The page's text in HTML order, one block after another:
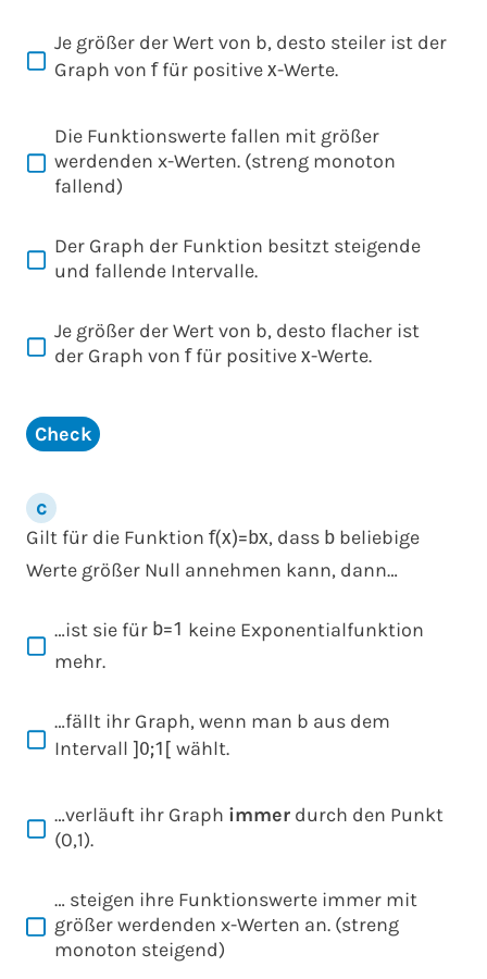
Je größer der Wert von b, desto steiler ist der
Graph vonffür positivex-Werte.
Die Funktionswerte fallen mit größer
werdenden x-Werten. (streng monoton
fallend)
Der Graph der Funktion besitzt steigende
und fallende Intervalle.
Je größer der Wert von b, desto flacher ist
der Graph vonffür positivex-Werte.
Check
Gilt für die Funktion f(x)= bx, dass b beliebige
Werte größer Null annehmen kann, dann…
…ist sie für b=1 keine Exponentialfunktion
mehr.
…fällt ihr Graph, wenn man b aus dem
Intervall ] 0;1 [ wählt.
…verläuft ihr Graph immer durch den Punkt
(0,1).
… steigen ihre Funktionswerte immer mit
größer werdenden x-Werten an. (streng
monoton steigend)